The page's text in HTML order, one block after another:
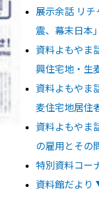
展示余話 リ
震、幕末日本
資料よもやま
興住宅地・生
資料よもやま
麦住宅地居住
資料よもやま
の雇用とその
特別資料コー
資料館だより